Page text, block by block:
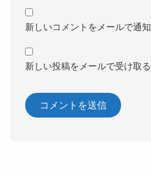
新しいコメントをメールで通知
新しい投稿をメールで受け取る